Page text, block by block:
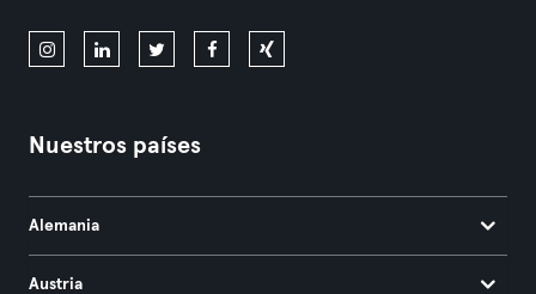
Nuestros países
Alemania
Austria